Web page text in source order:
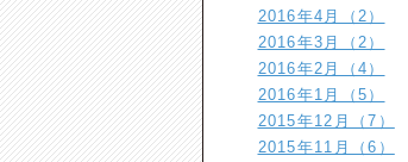
2016年4月（2）
2016年3月（2）
2016年2月（4）
2016年1月（5）
2015年12月（7）
2015年11月（6）